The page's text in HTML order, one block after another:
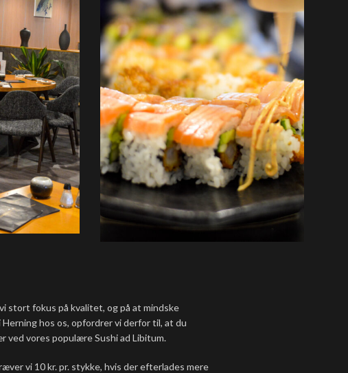
stort fokus på kvalitet, og på at mindske
Herning hos os, opfordrer vi derfor til, at du
ved vores populære Sushi ad Libitum.
vi 10 kr. pr. stykke, hvis der efterlades mere